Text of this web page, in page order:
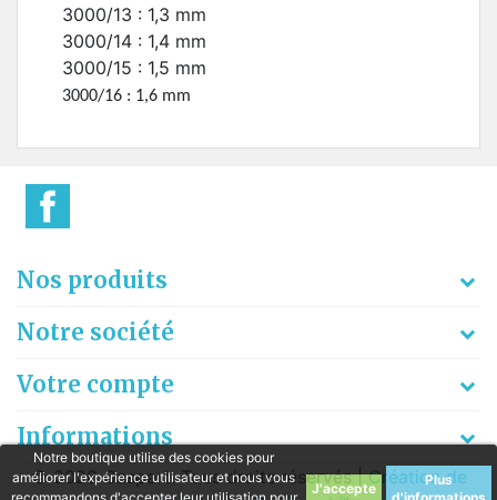
Notre boutique utilise des cookies pour
améliorer l'expérience utilisateur et nous vous
Plus
3000/13 : 1,3 mm
3000/14 : 1,4 mm
3000/15 : 1,5 mm
3000/16 : 1,6 mm
Nos produits
Notre société
Votre compte
Informations
© 2026 Gaspart. Tous droits réservés |Création de